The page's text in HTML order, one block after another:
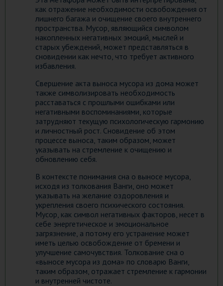
как отражение необходимости освобождения от
лишнего багажа и очищение своего внутреннего
пространства. Мусор, являющийся символом
накопленных негативных эмоций, мыслей и
старых убеждений, может представляться в
сновидении как нечто, что требует активного
избавления.
Свершение акта выноса мусора из дома может
также символизировать необходимость
расставаться с прошлыми ошибками или
негативными воспоминаниями, которые
затрудняют текущую психологическую гармонию
и личностный рост. Сновидение об этом
процессе выноса, таким образом, может
указывать на стремление к очищению и
обновлению себя.
В контексте понимания сна о выносе мусора,
исходя из толкования Ванги, оно может
указывать на желание оздоровления и
укрепления своего психического состояния.
Мусор, как символ негативных факторов, несет в
себе энергетическое и эмоциональное
загрязнение, а потому его устранение может
иметь целью освобождение от бремени и
улучшение самочувствия. Толкование сна о
«выносе мусора из дома» по словарю Ванги,
таким образом, отражает стремление к гармонии
и внутренней чистоте.